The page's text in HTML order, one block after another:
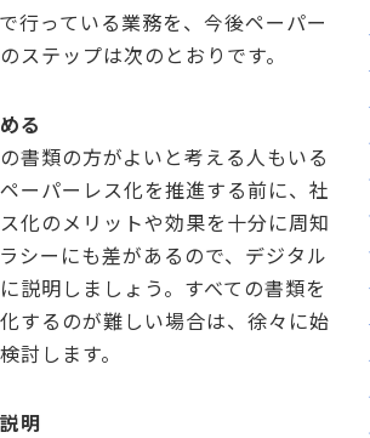
行っている業務を、今後ペーパー
ステップは次のとおりです。
る
書類の方がよいと考える人もいる
ーパーレス化を推進する前に、社
化のメリットや効果を十分に周知
シーにも差があるので、デジタル
説明しましょう。すべての書類を
するのが難しい場合は、徐々に始
討します。
明